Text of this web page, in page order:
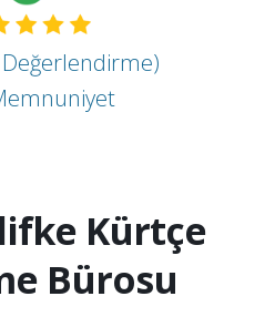
Kürtçe
Bürosu